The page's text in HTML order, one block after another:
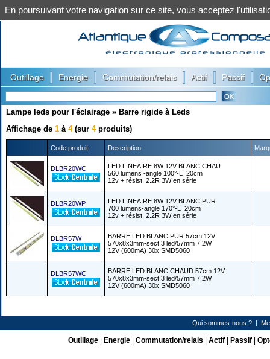
Outillage Energie Commutation/relais Actif Passif
Lampe leds pour l'éclairage » Barre rigide à Leds
Affichage de 1 à 4(sur 4produits)
Code produit Description
DLBR20WC
LED LINEAIRE 8W 12V BLANC CHAU
560 lumens -angle 100°-L=20cm
12v + résist. 2.2R 3W en série
DLBR20WP
LED LINEAIRE 8W 12V BLANC PUR
700 lumens-angle 170°-L=20cm
12v + résist. 2.2R 3W en série
DLBR57W
BARRE LED BLANC PUR 57cm 12V
570x8x3mm-sect.3 led/57mm 7.2W
12V (600mA) 30x SMD5060
DLBR57WC
BARRE LED BLANC CHAUD 57cm 12V
570x8x3mm-sect.3 led/57mm 7.2W
12V (600mA) 30x SMD5060
Qui sommes-nous ? |
Outillage| Energie| Commutation/relais Actif| Passif|
En poursuivant votre navigation sur ce site, vous acceptez